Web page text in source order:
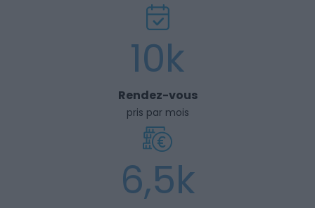
10k
Rendez-vous
pris par mois
6,5k